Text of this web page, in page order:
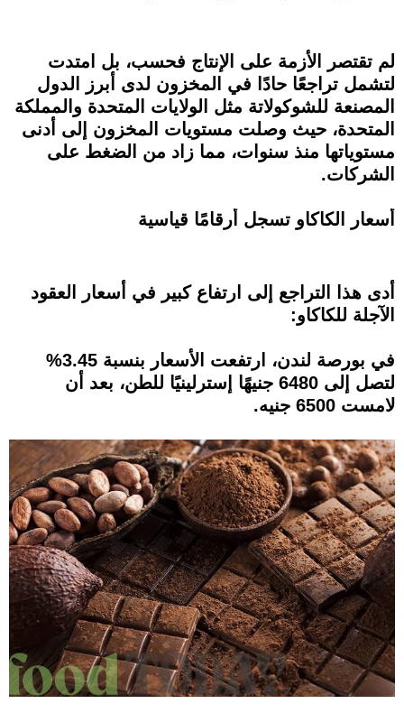
لم تقتصر الأزمة على الإنتاج فحسب، بل امتدت
لتشمل تراجعًا حادًا في المخزون لدى أبرز الدول
المصنعة للشوكولاتة مثل الولايات المتحدة والمملكة
المتحدة، حيث وصلت مستويات المخزون إلى أدنى
مستوياتها منذ سنوات، مما زاد من الضغط على
الشركات.
أسعار الكاكاو تسجل أرقامًا قياسية
أدى هذا التراجع إلى ارتفاع كبير في أسعار العقود
الآجلة للكاكاو:
في بورصة لندن، ارتفعت الأسعار بنسبة 3.45%
لتصل إلى 6480 جنيهًا إسترلينيًا للطن، بعد أن
لامست 6500 جنيه.